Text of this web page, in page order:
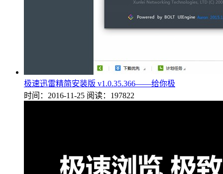
极速迅雷精简安装版 v1.0.35.366——给你极
时间：2016-11-25 阅读：197822